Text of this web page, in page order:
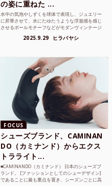
の姿に重ねた ...
水中の気泡やしずくを球体で表現し、ジュエリー
に昇華させて、水にたゆたうような浮遊感を感じ
させるボールモチーフなどがモダンヴィンテージ
2025.9.29 ヒラバヤシ
FOCUS
シューズブランド、CAMINAN
DO（カミナンド）からエクス
トラライト...
■CAMINANDO（カミナンド） 日本のシューズブ
ランド。 [ファッションとしてのシューデザイン]
であることに最も重点を置き、シーズンごとに高